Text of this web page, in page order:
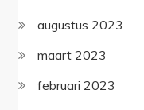
augustus 2023
maart 2023
februari 2023